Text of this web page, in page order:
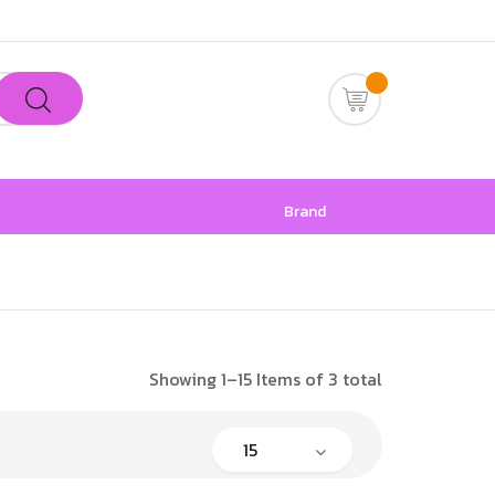
Brand
Showing 1–15 Items of 3 total